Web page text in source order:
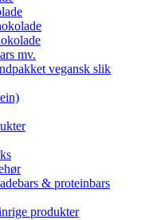
mv.
vegansk slik
& proteinbars
produkter